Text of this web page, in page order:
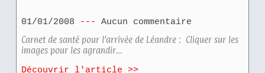
01/01/2008
Aucun commentaire
Carnet de santé pour l’arrivée de Léandre : Cliquer sur les
images pour les agrandir…
Découvrir l'article >>